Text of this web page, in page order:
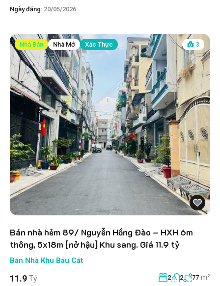
Ngày đăng: 20/05/2026
Nhà Bán Nhà Mở Xác Thực 3
Bán nhà hẻm 89/ Nguyễn Hồng Đào – HXH 6m
thông, 5x18m [nở hậu] Khu sang. Giá 11.9 tỷ
Bán Nhà Khu Bàu Cát
11.9 Tỷ 2 2 77 m²